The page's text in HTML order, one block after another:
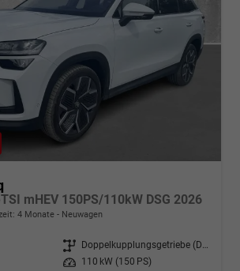
mHEV 150PS/110kW DSG 2026
4 Monate Neuwagen
Getriebe
Doppelkupplungsgetriebe (DSG)
Leistung 110 kW (150 PS)